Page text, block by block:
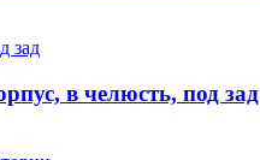
в челюсть, под зад